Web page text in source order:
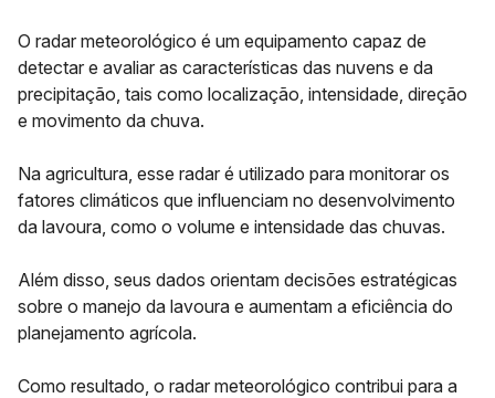
O radar meteorológico é um equipamento capaz de
detectar e avaliar as características das nuvens e da
precipitação, tais como localização, intensidade, direção
e movimento da chuva.
Na agricultura, esse radar é utilizado para monitorar os
fatores climáticos que influenciam no desenvolvimento
da lavoura, como o volume e intensidade das chuvas.
Além disso, seus dados orientam decisões estratégicas
sobre o manejo da lavoura e aumentam a eficiência do
planejamento agrícola.
Como resultado, o radar meteorológico contribui para a